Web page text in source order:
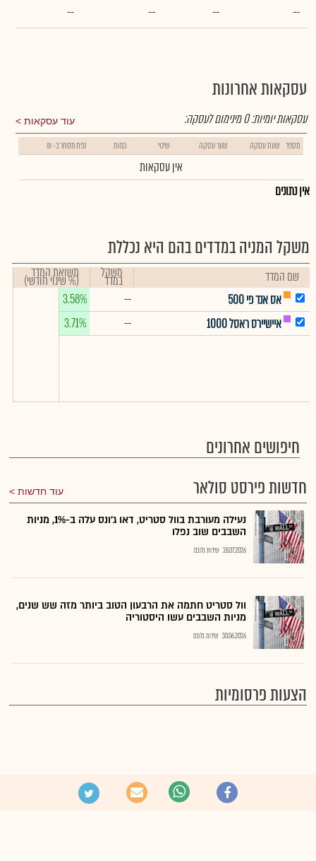
--
--
--
--
עסקאות אחרונות
עוד עסקאות עסקאות יומיות:0מינימום לעסקה:
מספר שעת עסקה שער עסקה שינוי כמות נפח מסחר ב- ₪
אין עסקאות
אין נתונים
משקל המניה במדדים בהם היא נכללת
שם המדד משקל
במדד תשואת המדד
(% שינוי חודשי)
אס אנד פי 500
--
3.58%
איישיירס ראסל 1000
--
3.71%
חיפושים אחרונים
חדשות פירסט סולאר
עוד חדשות
נעילה מעורבת בוול סטריט, דאו ג'ונס עלה ב-1%, מניות
השבבים שוב נפלו
28.07.2026 שירות גלובס
וול סטריט חתמה את הרבעון הטוב ביותר מזה שש שנים,
מניות השבבים עשו היסטוריה
30.06.2026 שירות גלובס
הצעות פרסומיות